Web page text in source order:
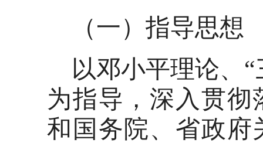
（一）指导思想
以邓小平理论、
为指导，深入贯
和国务院、省政府